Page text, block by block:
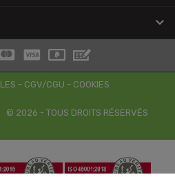

- CGV/CGU - COOKIES
© 2026 - TOUS DROITS RÉSERVÉS